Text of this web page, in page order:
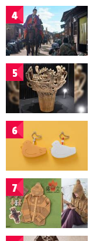
4
5
6
7